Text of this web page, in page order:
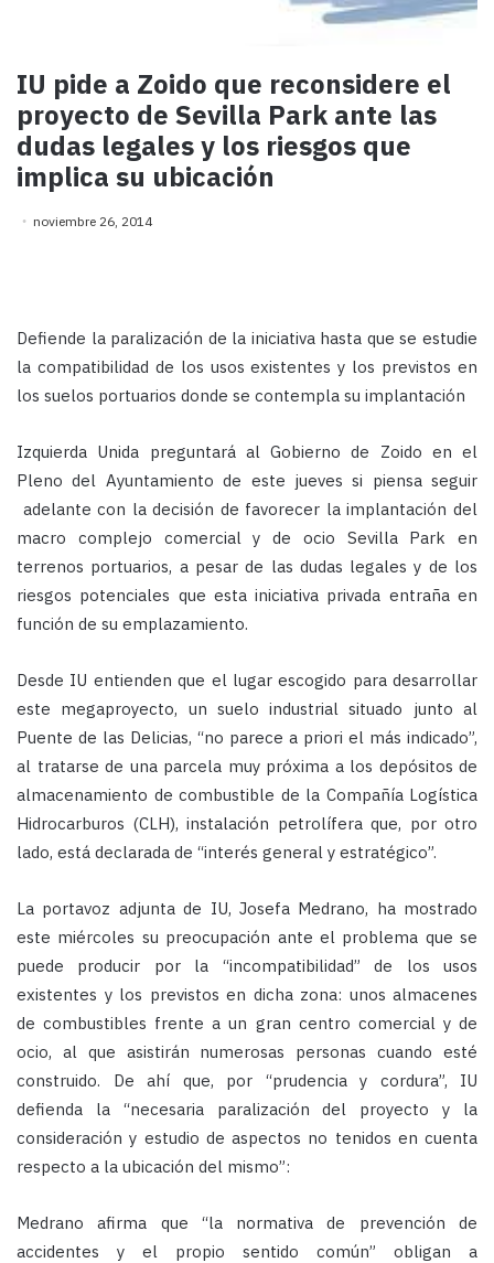
IU pide a Zoido que reconsidere el
proyecto de Sevilla Park ante las
dudas legales y los riesgos que
implica su ubicación
noviembre 26, 2014
Defiende la paralización de la iniciativa hasta que se estudie
la compatibilidad de los usos existentes y los previstos en
los suelos portuarios donde se contempla su implantación
Izquierda Unida preguntará al Gobierno de Zoido en el
Pleno del Ayuntamiento de este jueves si piensa seguir
adelante con la decisión de favorecer la implantación del
macro complejo comercial y de ocio Sevilla Park en
terrenos portuarios, a pesar de las dudas legales y de los
riesgos potenciales que esta iniciativa privada entraña en
función de su emplazamiento.
Desde IU entienden que el lugar escogido para desarrollar
este megaproyecto, un suelo industrial situado junto al
Puente de las Delicias, “no parece a priori el más indicado”,
al tratarse de una parcela muy próxima a los depósitos de
almacenamiento de combustible de la Compañía Logística
Hidrocarburos (CLH), instalación petrolífera que, por otro
lado, está declarada de “interés general y estratégico”.
La portavoz adjunta de IU, Josefa Medrano, ha mostrado
este miércoles su preocupación ante el problema que se
puede producir por la “incompatibilidad” de los usos
existentes y los previstos en dicha zona: unos almacenes
de combustibles frente a un gran centro comercial y de
ocio, al que asistirán numerosas personas cuando esté
construido. De ahí que, por “prudencia y cordura”, IU
defienda la “necesaria paralización del proyecto y la
consideración y estudio de aspectos no tenidos en cuenta
respecto a la ubicación del mismo”:
Medrano afirma que “la normativa de prevención de
accidentes y el propio sentido común” obligan a